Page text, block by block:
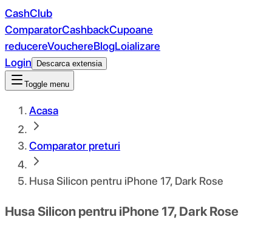
CashClub
ComparatorCashbackCupoane
reducereVouchereBlogLoializare
Login
Descarca extensia
Toggle menu
Acasa
Comparator preturi
Husa Silicon pentru iPhone 17, Dark Rose
Husa Silicon pentru iPhone 17, Dark Rose